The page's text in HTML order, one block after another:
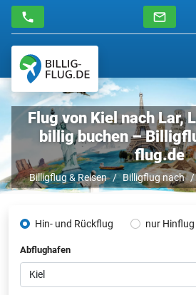
Flug von Kiel nach Lar,
billig buchen –
flug.de
Billigflug & Reisen Billigflug nach
Hin- und Rückflug nur Hinflug
Abflughafen